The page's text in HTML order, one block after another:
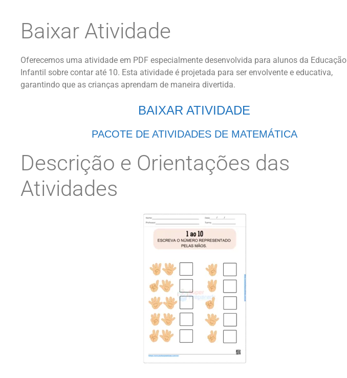
Baixar Atividade
Oferecemos uma atividade em PDF especialmente desenvolvida para alunos da Educação
Infantil sobre contar até 10. Esta atividade é projetada para ser envolvente e educativa,
garantindo que as crianças aprendam de maneira divertida.
BAIXAR ATIVIDADE
PACOTE DE ATIVIDADES DE MATEMÁTICA
Descrição e Orientações das
Atividades